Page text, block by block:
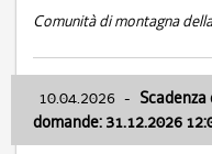
Comunità di montagna
10.04.2026 -
domande: 31.12.2026